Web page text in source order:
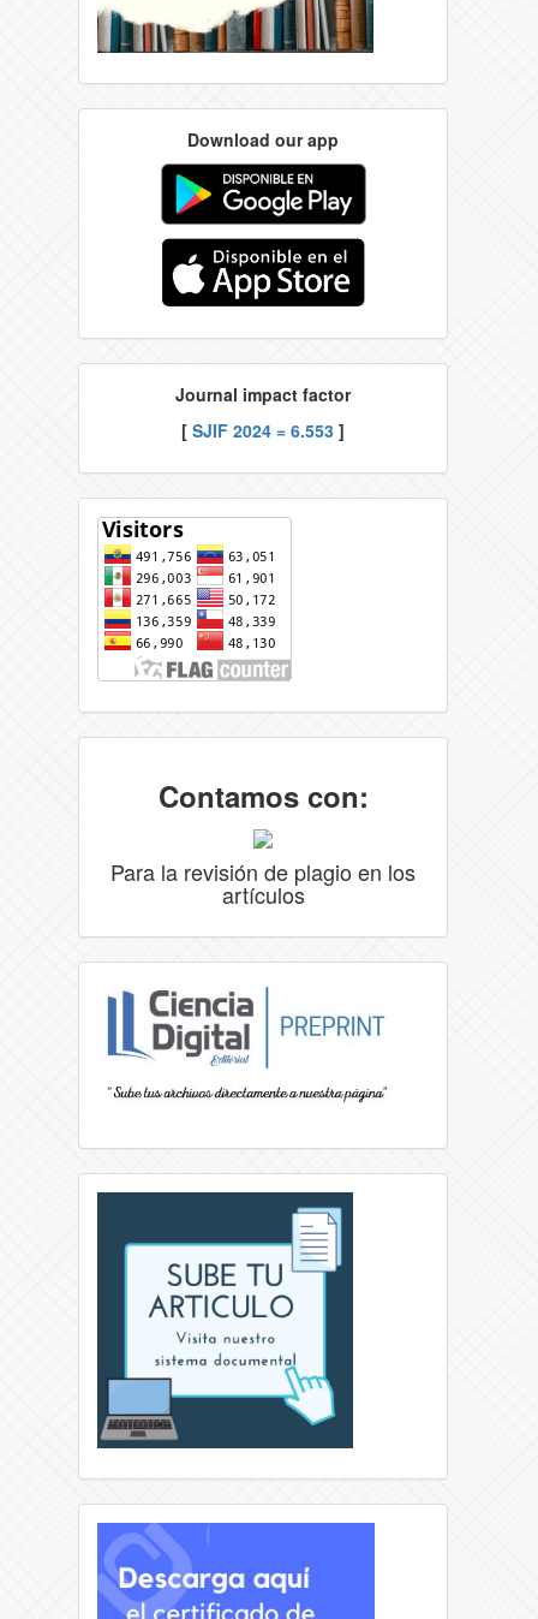
Download our app
Journal impact factor
[ SJIF 2024 = 6.553 ]
Contamos con:
Para la revisión de plagio en los
artículos